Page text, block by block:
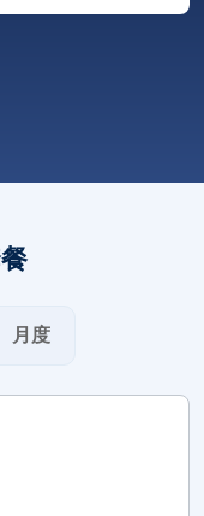
、二手房源列表、土
API 访问权限，可
月度